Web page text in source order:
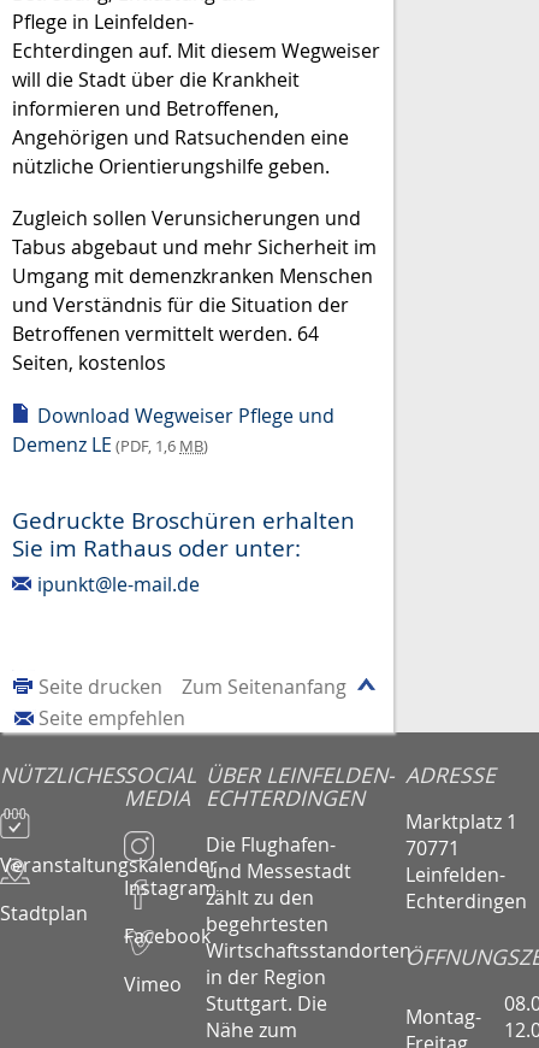
Pflege in Leinfelden-
Echterdingen auf. Mit diesem Wegweiser
will die Stadt über die Krankheit
informieren und Betroffenen,
Angehörigen und Ratsuchenden eine
nützliche Orientierungshilfe geben.
Zugleich sollen Verunsicherungen und
Tabus abgebaut und mehr Sicherheit im
Umgang mit demenzkranken Menschen
und Verständnis für die Situation der
Betroffenen vermittelt werden. 64
Seiten, kostenlos
Download Wegweiser Pflege und
Demenz LE (PDF, 1,6 MB)
Gedruckte Broschüren erhalten
Sie im Rathaus oder unter:
ipunkt@le-mail.de
Zum Seitenanfang
Seite drucken
Seite empfehlen
NÜTZLICHES
Veranstaltungskalender
Stadtplan
SOCIAL
MEDIA
Instagram
Facebook
Vimeo
ÜBER LEINFELDEN-
ECHTERDINGEN
Die Flughafen-
und Messestadt
zählt zu den
begehrtesten
Wirtschaftsstandorten
in der Region
Stuttgart. Die
Nähe zum
ADRESSE
Marktplatz 1
70771
Leinfelden-
Echterdingen
Montag-